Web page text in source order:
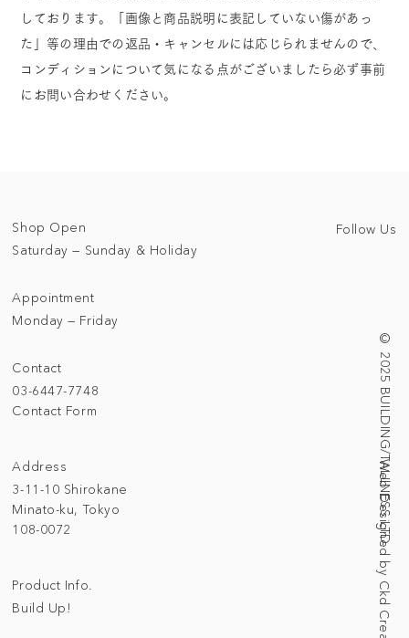
しております。「画像と商品説明に表記していない傷があっ
た」等の理由での返品・キャンセルには応じられませんので、
コンディションについて気になる点がございましたら必ず事前
にお問い合わせください。
Address
3-11-10 Shirokane
Minato-ku, Tokyo
108-0072
© 2025 BUILDING/TALLNESS LTD.
Web Designed by Ckd Creative Studio
Contact
03-6447-7748
Contact Form
Shop Open
Saturday — Sunday & Holiday
Appointment
Monday — Friday
Product Info.
Build Up!
Follow Us